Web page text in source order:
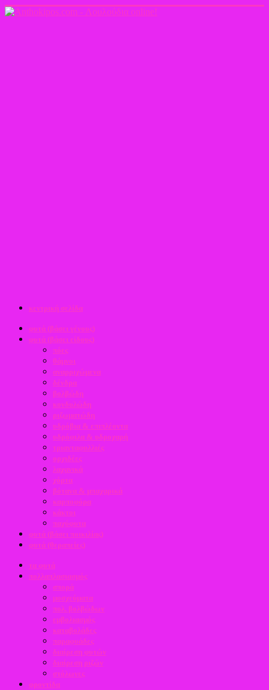
κεντρική σελίδα
φυτά (βάσει γένους)
φυτά (βάσει είδους)
πόες
θάμνοι
αναρριχώμενα
δένδρα
βολβώδη
κονδυλώδη
ριζωματώδη
υδρόβια & επιπλέοντα
υδρόφιλα & υδροχαρή
τριανταφυλλιές
ορχιδέες
λαχανικά
χόρτα
βότανα & μπαχαρικά
καρποφόρα
κάκτοι
παχύφυτα
φυτά (βάσει ποικιλίας)
φυτά (θεραπείες)
τα φυτά
πολλαπλασιασμός
σπορά
μοσχεύματα
πολ. βολβώδων
εμβολιασμός
καταβολάδες
παραφυάδες
διαίρεση φυτών
διαίρεση ριζών
στόλωνες
φροντίδα